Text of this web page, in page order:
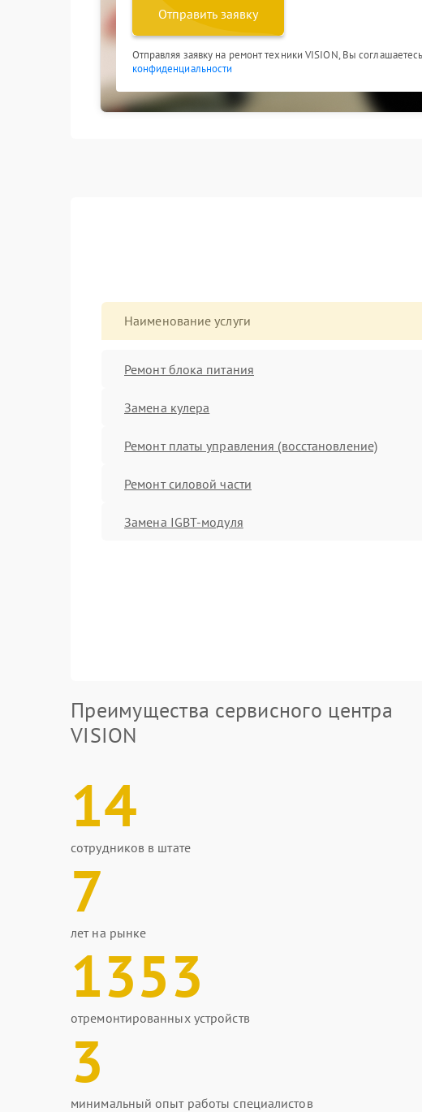
Отправить заявку
Отправляя заявку на ремонт техники VISION, Вы
конфиденциальности
Наименование услуги
Ремонт блока питания
Замена кулера
Ремонт платы управления (восстановление)
Ремонт силовой части
Замена IGBT-модуля
Преимущества сервисного центра
VISION
14
сотрудников в штате
7
лет на рынке
1353
отремонтированных устройств
3
минимальный опыт работы специалистов